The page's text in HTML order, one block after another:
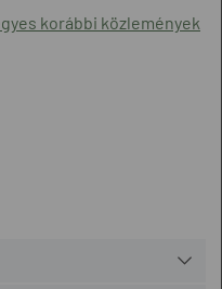
korábbi közlemények